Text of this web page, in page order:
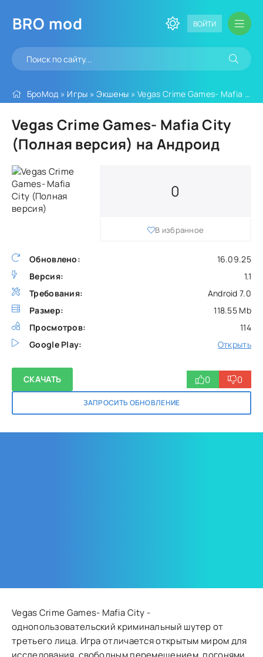
BRO mod ВОЙТИ
БроМод » Игры »Экшены » Vegas Crime Games- Mafia City (Полная версия)
Vegas Crime Games- Mafia City
(Полная версия) на Андроид
Обновлено:
16.09.25
Версия:
1.1
Требования:
Android 7.0
Размер:
118.55 Mb
Просмотров:
114
Google Play:
Открыть
0
В избранное
СКАЧАТЬ
ЗАПРОСИТЬ ОБНОВЛЕНИЕ
0 0
Vegas Crime Games- Mafia City -
однопользовательский криминальный шутер от
третьего лица. Игра отличается открытым миром для